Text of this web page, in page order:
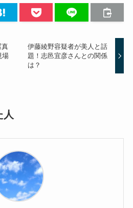
場
伊藤綾野容疑者が美人と話
題！志邑宜彦さんとの関係
は？
人